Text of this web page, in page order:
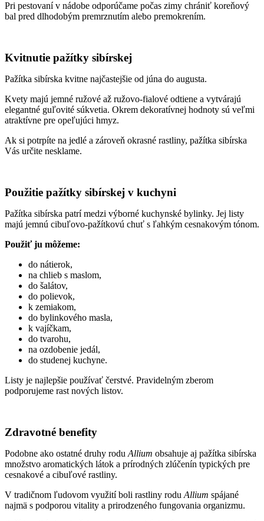
Pri pestovaní v nádobe odporúčame počas zimy chrániť koreňový
bal pred dlhodobým premrznutím alebo premokrením.
Kvitnutie pažítky sibírskej
Pažítka sibírska kvitne najčastejšie od júna do augusta.
Kvety majú jemné ružové až ružovo-fialové odtiene a vytvárajú
elegantné guľovité súkvetia. Okrem dekoratívnej hodnoty sú veľmi
atraktívne pre opeľujúci hmyz.
Ak si potrpíte na jedlé a zároveň okrasné rastliny, pažítka sibírska
Vás určite nesklame.
Použitie pažítky sibírskej v kuchyni
Pažítka sibírska patrí medzi výborné kuchynské bylinky. Jej listy
majú jemnú cibuľovo-pažítkovú chuť s ľahkým cesnakovým tónom.
Použiť ju môžeme:
do nátierok,
na chlieb s maslom,
do šalátov,
do polievok,
k zemiakom,
do bylinkového masla,
k vajíčkam,
do tvarohu,
na ozdobenie jedál,
do studenej kuchyne.
Listy je najlepšie používať čerstvé. Pravidelným zberom
podporujeme rast nových listov.
Zdravotné benefity
Podobne ako ostatné druhy rodu Allium obsahuje aj pažítka sibírska
množstvo aromatických látok a prírodných zlúčenín typických pre
cesnakové a cibuľové rastliny.
V tradičnom ľudovom využití boli rastliny rodu Allium spájané
najmä s podporou vitality a prirodzeného fungovania organizmu.